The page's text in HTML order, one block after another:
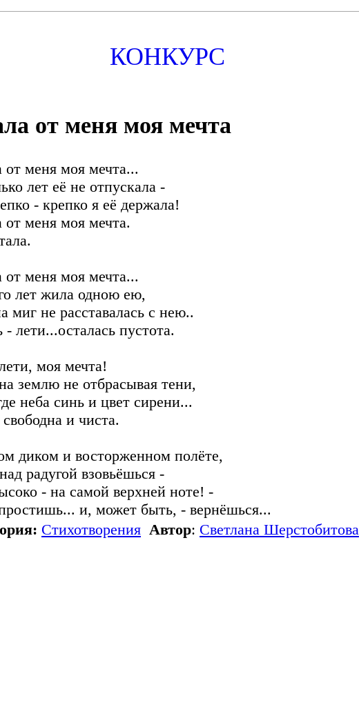
КОНКУРС
от меня моя мечта
от меня моя мечта...
лет её не отпускала -
- крепко я её держала!
от меня моя мечта.
от меня моя мечта...
лет жила одною ею,
миг не расставалась с нею..
- лети...осталась пустота.
моя мечта!
землю не отбрасывая тени,
неба синь и цвет сирени...
и чиста.
диком и восторженном полёте,
радугой взовьёшься -
- на самой верхней ноте! -
и, может быть, - вернёшься...
Стихотворения Автор: Светлана Шерстобитова